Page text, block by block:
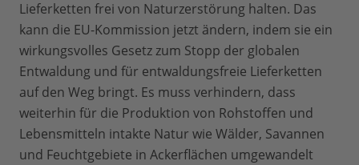
Lieferketten frei von Naturzerstörung halten. Das
kann die EU-Kommission jetzt ändern, indem sie ein
wirkungsvolles Gesetz zum Stopp der globalen
Entwaldung und für entwaldungsfreie Lieferketten
auf den Weg bringt. Es muss verhindern, dass
weiterhin für die Produktion von Rohstoffen und
Lebensmitteln intakte Natur wie Wälder, Savannen
und Feuchtgebiete in Ackerflächen umgewandelt